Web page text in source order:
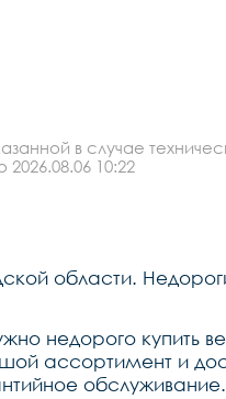
в случае
10:22
области.
недорого купить
ассортимент и
обслуживание.